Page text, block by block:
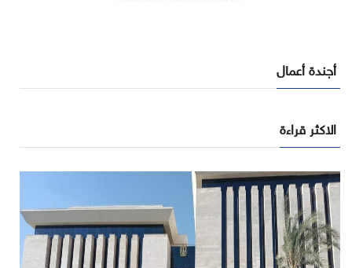
أجندة أعمال
الاكثر قراءة